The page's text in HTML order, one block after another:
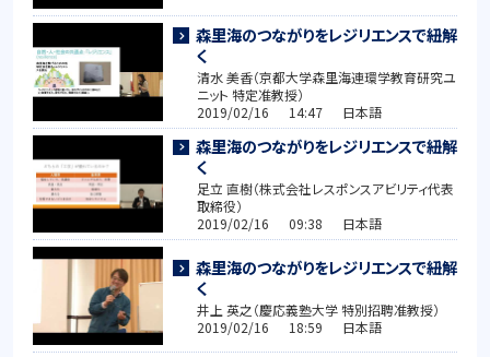
森里海のつながりをレジリエンスで紐解
く
清水 美香（京都大学森里海連環学教育研究ユ
ニット 特定准教授）
2019/02/16 14:47 日本語
森里海のつながりをレジリエンスで紐解
く
足立 直樹（株式会社レスポンスアビリティ代表
取締役）
2019/02/16 09:38 日本語
森里海のつながりをレジリエンスで紐解
く
井上 英之（慶応義塾大学 特別招聘准教授）
2019/02/16 18:59 日本語